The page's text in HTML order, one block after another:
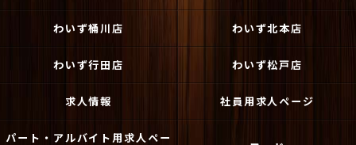
わいず桶川店 わいず北本店
わいず行田店 わいず松戸店
求人情報 社員用求人ページ
パート・アルバイト用求人ペー